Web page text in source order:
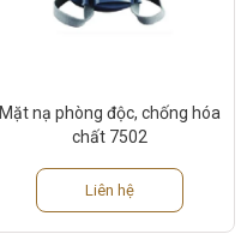
Mặt nạ phòng độc, chống hóa
chất 7502
Liên hệ